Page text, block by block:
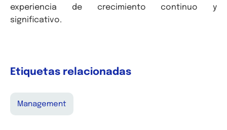
experiencia de crecimiento continuo y
significativo.
Etiquetas relacionadas
Management